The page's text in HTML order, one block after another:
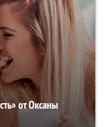
от Оксаны